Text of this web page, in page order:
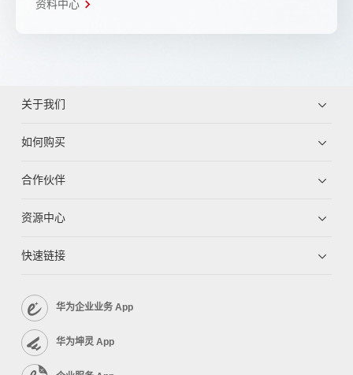
资料中心
关于我们
如何购买
合作伙伴
资源中心
快速链接
华为企业业务 App
华为坤灵 App